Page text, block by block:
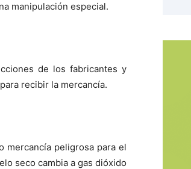
manipulación especial.
de los fabricantes y
recibir la mercancía.
mercancía peligrosa para el
seco cambia a gas dióxido